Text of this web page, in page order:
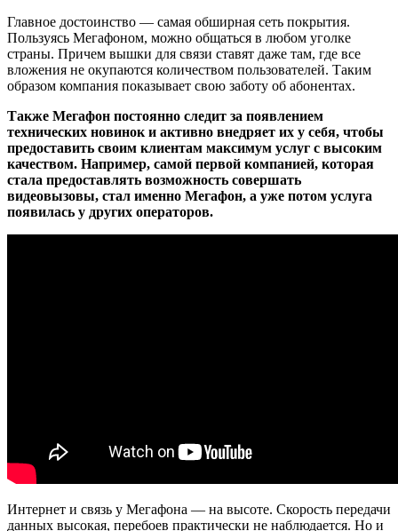
Главное достоинство — самая обширная сеть покрытия.
Пользуясь Мегафоном, можно общаться в любом уголке
страны. Причем вышки для связи ставят даже там, где все
вложения не окупаются количеством пользователей. Таким
образом компания показывает свою заботу об абонентах.
Также Мегафон постоянно следит за появлением
технических новинок и активно внедряет их у себя, чтобы
предоставить своим клиентам максимум услуг с высоким
качеством. Например, самой первой компанией, которая
стала предоставлять возможность совершать
видеовызовы, стал именно Мегафон, а уже потом услуга
появилась у других операторов.
Интернет и связь у Мегафона — на высоте. Скорость передачи
данных высокая, перебоев практически не наблюдается. Но и